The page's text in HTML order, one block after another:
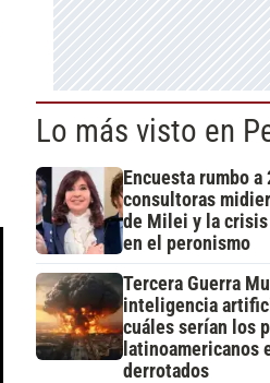
Lo más visto en
Encuesta rumbo a
consultoras
de Milei y la
en el peronismo
Tercera Guerra
inteligencia
cuáles serían los
latinoamericanos
derrotados